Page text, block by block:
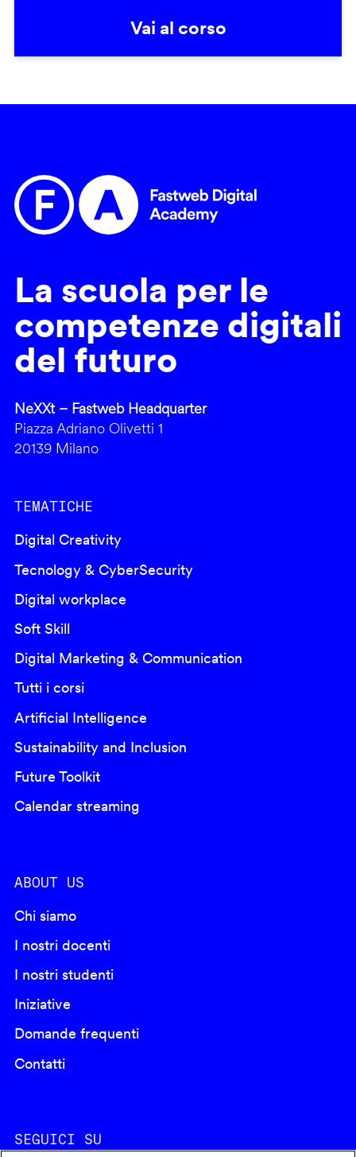
Vai al corso
La scuola per le
competenze digitali
del futuro
NeXXt – Fastweb Headquarter
Piazza Adriano Olivetti 1
20139 Milano
TEMATICHE
Digital Creativity
Tecnology & CyberSecurity
Digital workplace
Soft Skill
Digital Marketing & Communication
Tutti i corsi
Artificial Intelligence
Sustainability and Inclusion
Future Toolkit
Calendar streaming
ABOUT US
Chi siamo
I nostri docenti
I nostri studenti
Iniziative
Domande frequenti
Contatti
SEGUICI SU